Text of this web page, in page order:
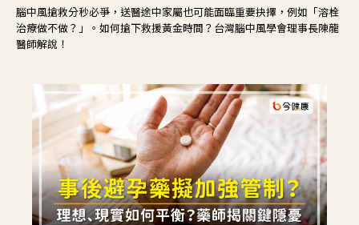
腦中風搶救分秒必爭，送醫途中家屬也可能面臨重要抉擇，例如「溶栓
治療做不做？」。如何搶下救援黃金時間？台灣腦中風學會理事長陳龍
醫師解說！